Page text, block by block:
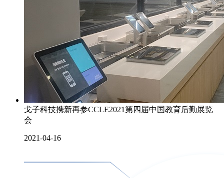
戈子科技携新再参CCLE2021第四届中国教育后勤展览
会
2021-04-16